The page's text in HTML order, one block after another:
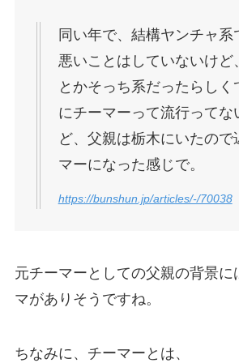
同い年で、結構ヤンチャ系
悪いことはしていないけど
とかそっち系だったらしく
にチーマーって流行ってな
ど、父親は栃木にいたので
マーになった感じで。
https://bunshun.jp/articles/-/70038
元チーマーとしての父親の背景に
マがありそうですね。
ちなみに、チーマーとは、